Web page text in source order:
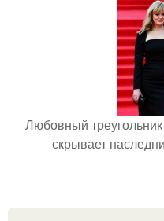
Любовный
скрывает